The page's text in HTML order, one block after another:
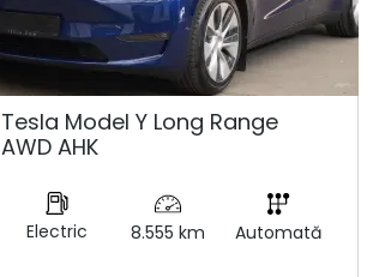
Tesla Model Y Long Range
AWD AHK
Electric 8.555 km Automată